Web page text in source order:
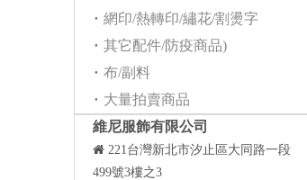
網印/熱轉印/繡花/割燙字
其它配件/防疫商品)
布/副料
大量拍賣商品
維尼服飾有限公司
 221台灣新北市汐止區大同路一段
499號3樓之3